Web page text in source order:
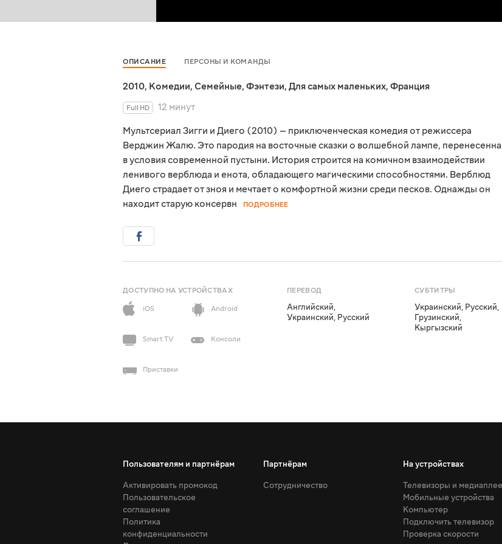
ОПИСАНИЕ ПЕРСОНЫ И КОМАНДЫ
2010, Комедии, Семейные, Фэнтези, Для самых маленьких, Франция
Full HD
12 минут
Мультсериал Зигги и Диего (2010) — приключенческая комедия от режиссера
Верджин Жалю. Это пародия на восточные сказки о волшебной лампе,
в условия современной пустыни. История строится на комичном взаимодействии
ленивого верблюда и енота, обладающего магическими способностями. Верблюд
Диего страдает от зноя и мечтает о комфортной жизни среди песков. Однажды он
находит старую консервн
ПОДРОБНЕЕ
ДОСТУПНО НА УСТРОЙСТВАХ
iOS
Android
Smart TV Консоли
Приставки
ПЕРЕВОД
Английский,
Украинский, Русский
СУБТИТРЫ
Украинский, Русский,
Грузинский,
Кыргызский
Пользователям и партнёрам
Активировать промокод
Пользовательское
соглашение
Политика
конфиденциальности
Партнёрам
Сотрудничество
На устройствах
Телевизоры и
Мобильные устройства
Компьютер
Подключить телевизор
Проверка скорости